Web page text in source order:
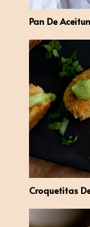
Pan De
Croquetitas